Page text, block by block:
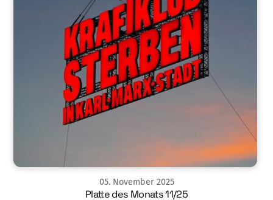
05. November 2025
Platte des Monats 11/25